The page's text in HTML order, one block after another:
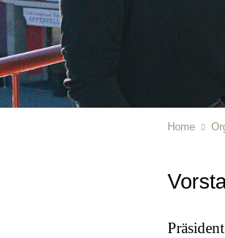
Home